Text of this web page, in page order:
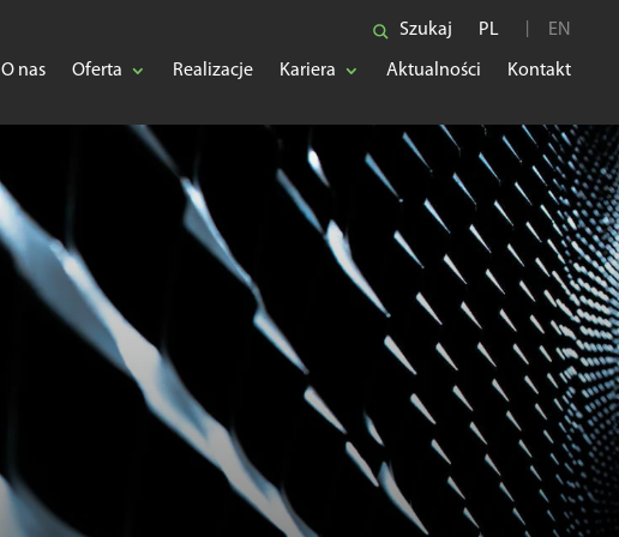
Szukaj PL EN
O nas Oferta Realizacje Kariera Aktualności Kontakt